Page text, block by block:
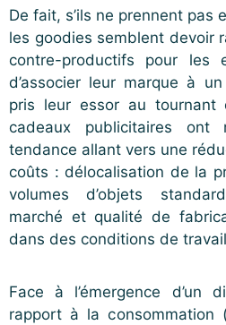
De fait, s’ils ne prennent pas
les goodies semblent devoir
contre-productifs pour les
d’associer leur marque à
pris leur essor au tournant
cadeaux publicitaires ont
tendance allant vers une
coûts : délocalisation de la
volumes d’objets
marché et qualité de
dans des conditions de
Face à l’émergence d’un
rapport à la consommation